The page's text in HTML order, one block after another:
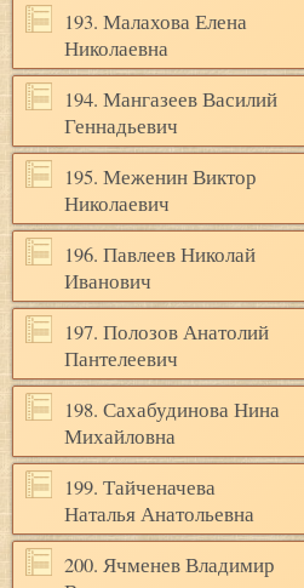
193. Малахова Елена
Николаевна
194. Мангазеев Василий
Геннадьевич
195. Меженин Виктор
Николаевич
196. Павлеев Николай
Иванович
197. Полозов Анатолий
Пантелеевич
198. Сахабудинова Нина
Михайловна
199. Тайченачева
Наталья Анатольевна
200. Ячменев Владимир